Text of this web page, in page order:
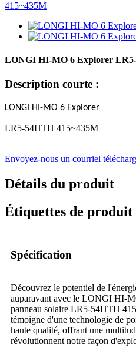
LONGI HI-MO 6 Explorer
Description courte :
LONGI HI-MO 6 Explorer
LR5-54HTH 415~435M
Envoyez-nous un courriel
Détails du produit
Étiquettes de produit
Spécification
Découvrez le potentiel de
auparavant avec le LONGI HI-
panneau solaire LR5-54HTH
témoigne d'une technologie de
haute qualité, offrant une
révolutionnent notre façon